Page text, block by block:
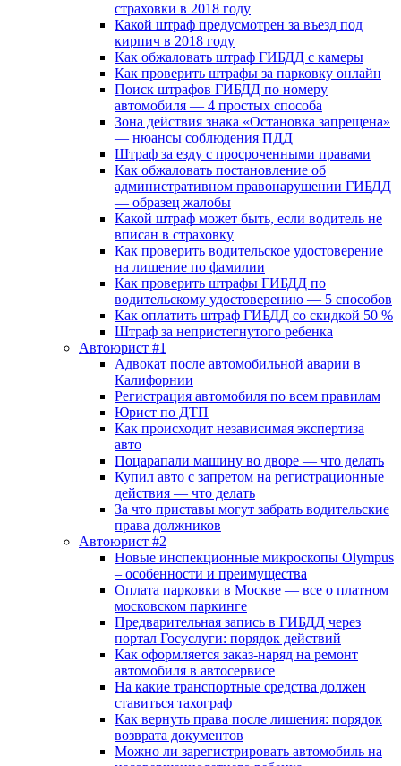
страховки в 2018 году
Какой штраф предусмотрен за въезд под
кирпич в 2018 году
Как обжаловать штраф ГИБДД с камеры
Как проверить штрафы за парковку онлайн
Поиск штрафов ГИБДД по номеру
автомобиля — 4 простых способа
Зона действия знака «Остановка запрещена»
— нюансы соблюдения ПДД
Штраф за езду с просроченными правами
Как обжаловать постановление об
административном правонарушении ГИБДД
— образец жалобы
Какой штраф может быть, если водитель не
вписан в страховку
Как проверить водительское удостоверение
на лишение по фамилии
Как проверить штрафы ГИБДД по
водительскому удостоверению — 5 способов
Как оплатить штраф ГИБДД со скидкой 50 %
Штраф за непристегнутого ребенка
Автоюрист #1
Адвокат после автомобильной аварии в
Калифорнии
Регистрация автомобиля по всем правилам
Юрист по ДТП
Как происходит независимая экспертиза
авто
Поцарапали машину во дворе — что делать
Купил авто с запретом на регистрационные
действия — что делать
За что приставы могут забрать водительские
права должников
Автоюрист #2
Новые инспекционные микроскопы Olympus
– особенности и преимущества
Оплата парковки в Москве — все о платном
московском паркинге
Предварительная запись в ГИБДД через
портал Госуслуги: порядок действий
Как оформляется заказ-наряд на ремонт
автомобиля в автосервисе
На какие транспортные средства должен
ставиться тахограф
Как вернуть права после лишения: порядок
возврата документов
Можно ли зарегистрировать автомобиль на